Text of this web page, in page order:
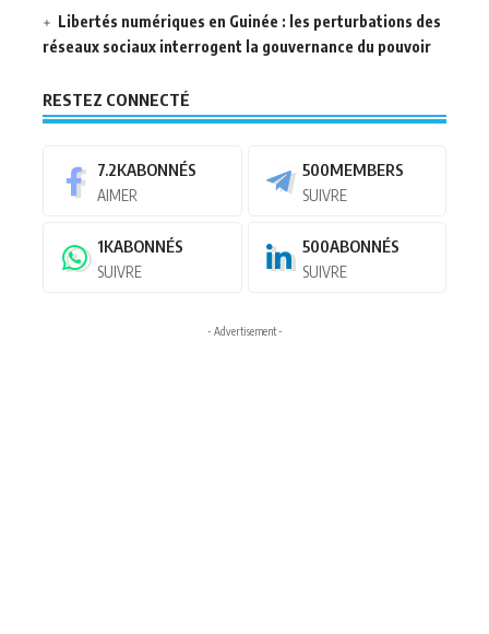
Libertés numériques en Guinée : les perturbations des
réseaux sociaux interrogent la gouvernance du pouvoir
RESTEZ CONNECTÉ
7.2KABONNÉS
AIMER
500MEMBERS
SUIVRE
1KABONNÉS
SUIVRE
500ABONNÉS
SUIVRE
- Advertisement -